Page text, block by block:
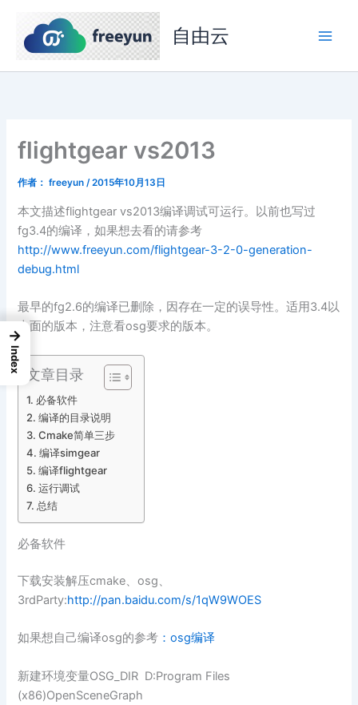
自由云
flightgear vs2013
作者： freeyun/2015年10月13日
本文描述flightgear vs2013编译调试可运行。以前也写过
fg3.4的编译，如果想去看的请参考
http://www.freeyun.com/flightgear-3-2-0-generation-
debug.html
最早的fg2.6的编译已删除，因存在一定的误导性。适用3.4以
上面的版本，注意看osg要求的版本。
文章目录
必备软件
编译的目录说明
Cmake简单三步
编译simgear
编译flightgear
运行调试
总结
必备软件
下载安装解压cmake、osg、
3rdParty:http://pan.baidu.com/s/1qW9WOES
如果想自己编译osg的参考 ：osg编译
新建环境变量OSG_DIR D:Program Files
(x86)OpenSceneGraph
→
Index